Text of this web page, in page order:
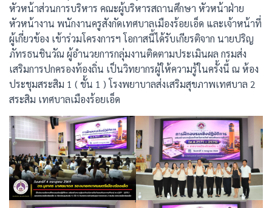
หัวหน้าส่วนการบริหาร คณะผู้บริหารสถานศึกษา หัวหน้าฝ่าย
หัวหน้างาน พนักงานครูสังกัดเทศบาลเมืองร้อยเอ็ด และเจ้าหน้าที่
ผู้เกี่ยวข้อง เข้าร่วมโครงการฯ โอกาสนี้ได้รับเกียรติจาก นายปริญ
ภัทรธนชินวัณ ผู้อำนวยการกลุ่มงานติดตามประเมินผล กรมส่ง
เสริมการปกครองท้องถิ่น เป็นวิทยากรผู้ให้ความรู้ในครั้งนี้ ณ ห้อง
ประชุมสระสิม 1 ( ชั้น 1 ) โรงพยาบาลส่งเสริมสุขภาพเทศบาล 2
สระสิม เทศบาลเมืองร้อยเอ็ด